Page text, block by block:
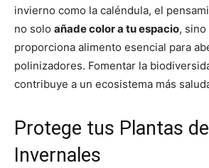
invierno como la caléndula, el
no solo añade color a tu espacio,
proporciona alimento esencial para
polinizadores. Fomentar la
contribuye a un ecosistema más
Protege tus Plantas
Invernales